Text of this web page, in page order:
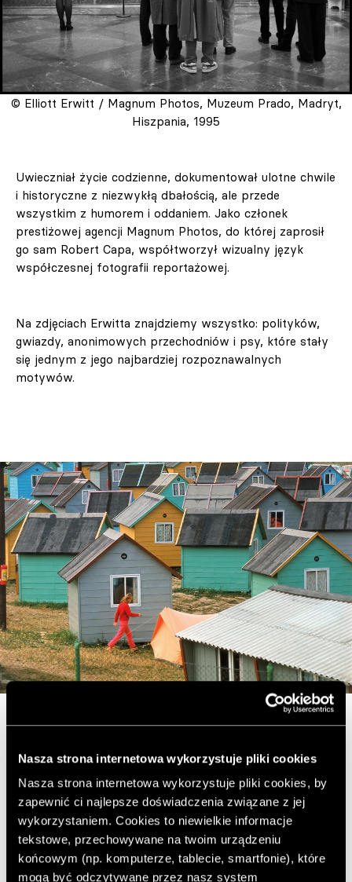
Nasza strona internetowa wykorzystuje pliki cookies
Nasza strona internetowa wykorzystuje pliki cookies, by
zapewnić ci najlepsze doświadczenia związane z jej
wykorzystaniem. Cookies to niewielkie informacje
tekstowe, przechowywane na twoim urządzeniu
końcowym (np. komputerze, tablecie, smartfonie), które
mogą być odczytywane przez nasz system
© Elliott Erwitt / Magnum Photos, Muzeum Prado, Madryt,
Hiszpania, 1995
Uwieczniał życie codzienne, dokumentował ulotne chwile
i historyczne z niezwykłą dbałością, ale przede
wszystkim z humorem i oddaniem. Jako członek
prestiżowej agencji Magnum Photos, do której zaprosił
go sam Robert Capa, współtworzył wizualny język
współczesnej fotografii reportażowej.
Na zdjęciach Erwitta znajdziemy wszystko: polityków,
gwiazdy, anonimowych przechodniów i psy, które stały
się jednym z jego najbardziej rozpoznawalnych
motywów.
© Elliott Erwitt / Magnum Photos, Polska, 1964
„Zdjęcia psów oddziałują na dwóch poziomach. Po
pierwsze – psy są po prostu zabawne, jeśli uda się je
uchwycić w odpowiednim momencie, niektórzy więc
lubią moje zdjęcia tylko dlatego, że lubią psy. Ale psy
posiadają też cechy ludzkie i wydaje mi się, że moje
fotografie mają w sobie pewien antropomorficzny urok.
Tak naprawdę nie chodzi w nich o psy… mam nadzieję,